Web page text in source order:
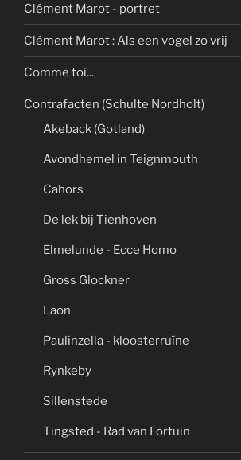
Clément Marot - portret
Clément Marot : Als een vogel zo vrij
Comme toi...
Contrafacten (Schulte Nordholt)
Akeback (Gotland)
Avondhemel in Teignmouth
Cahors
De lek bij Tienhoven
Elmelunde - Ecce Homo
Gross Glockner
Laon
Paulinzella - kloosterruïne
Rynkeby
Sillenstede
Tingsted - Rad van Fortuin